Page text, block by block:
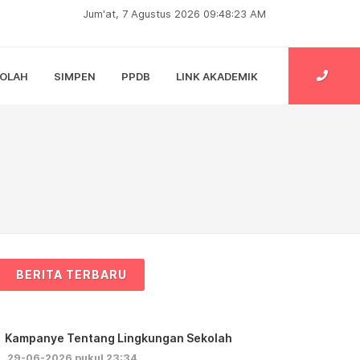
Jum'at, 7 Agustus 2026 09:48:24 AM
SIMPEN PPDB LINK AKADEMIK
BERITA TERBARU
Kampanye Tentang Lingkungan Sekolah